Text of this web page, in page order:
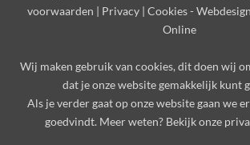
voorwaarden | Privacy| Cookies-
Online
Wij maken gebruik van cookies, dit doen wij
dat je onze website gemakkelijk kunt
Als je verder gaat op onze website gaan we
goedvindt. Meer weten? Bekijk onze